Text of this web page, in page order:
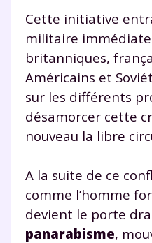
Cette initiative
militaire
britanniques,
Américains et
sur les différents
désamorcer cette
nouveau la libre
A la suite de ce
comme l’homme
devient le porte
panarabisme,